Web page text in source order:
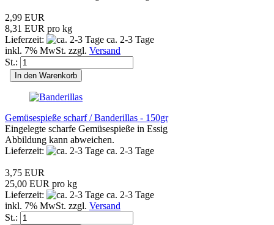
2,99 EUR
8,31 EUR pro kg
Lieferzeit:
ca. 2-3 Tage
inkl. 7% MwSt. zzgl. Versand
St.:
In den Warenkorb
Gemüsespieße scharf / Banderillas - 150gr
Eingelegte scharfe Gemüsespieße in Essig
Abbildung kann abweichen.
Lieferzeit:
ca. 2-3 Tage
3,75 EUR
25,00 EUR pro kg
Lieferzeit:
ca. 2-3 Tage
inkl. 7% MwSt. zzgl. Versand
St.: